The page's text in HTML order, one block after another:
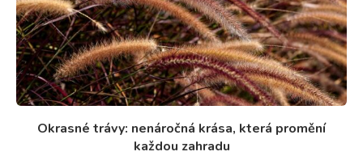
Okrasné trávy: nenáročná krása, která promění
každou zahradu